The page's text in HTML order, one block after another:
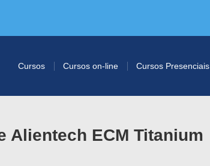
Cursos Cursos on-line Cursos Presenciais
Alientech ECM Titanium